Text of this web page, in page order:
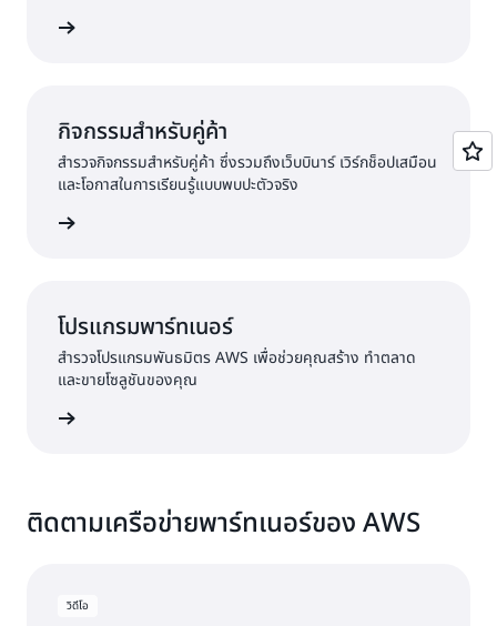
กิจกรรมสำหรับคู่ค้า
สำรวจกิจกรรมสำหรับคู่ค้า ซึ่งรวมถึงเว็บบินาร์ เวิร์กช็อปเสมือน
และโอกาสในการเรียนรู้แบบพบปะตัวจริง
โปรแกรมพาร์ทเนอร์
สำรวจโปรแกรมพันธมิตร AWS เพื่อช่วยคุณสร้าง ทำตลาด
และขายโซลูชันของคุณ
ติดตามเครือข่ายพาร์ทเนอร์ของ AWS
วิดีโอ